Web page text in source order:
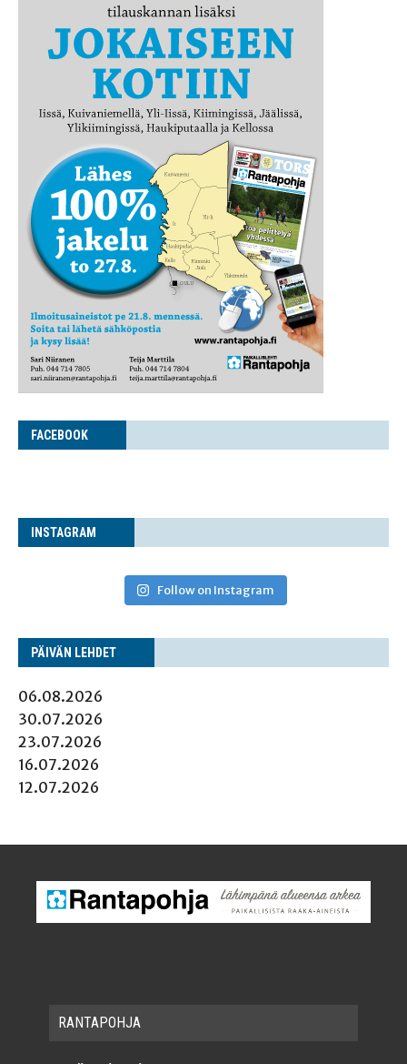
FACE­BOOK
INS­TA­GRAM
Follow on Instagram
PÄI­VÄN LEHDET
06.08.2026
30.07.2026
23.07.2026
16.07.2026
12.07.2026
RAN­TA­POH­JA